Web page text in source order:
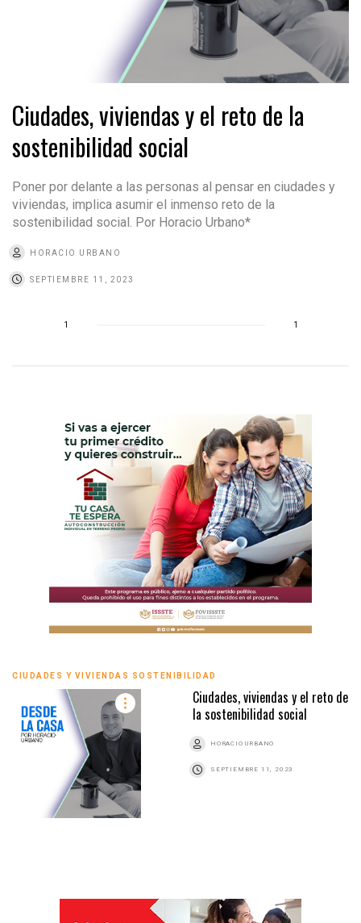
Ciudades, viviendas y el reto de la
sostenibilidad social
Poner por delante a las personas al pensar en ciudades y
viviendas, implica asumir el inmenso reto de la
sostenibilidad social. Por Horacio Urbano*
HORACIO URBANO
SEPTIEMBRE 11, 2023
1 1
CIUDADES Y VIVIENDAS SOSTENIBILIDAD
Ciudades, viviendas y el reto de
la sostenibilidad social
HORACIO URBANO
SEPTIEMBRE 11, 2023